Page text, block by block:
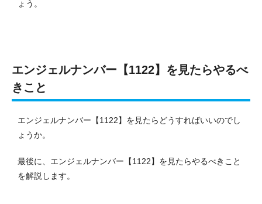
ょう。
エンジェルナンバー【1122】を見たらやるべ
きこと
エンジェルナンバー【1122】を見たらどうすればいいのでし
ょうか。
最後に、エンジェルナンバー【1122】を見たらやるべきこと
を解説します。